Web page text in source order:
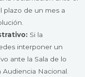
plazo de un mes a
Si la
interponer un
ante la Sala de lo
Nacional.